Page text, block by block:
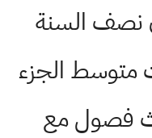
نصف السنة
متوسط الجزء
فصول مع